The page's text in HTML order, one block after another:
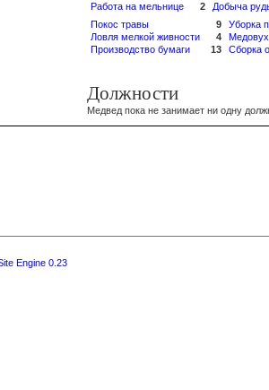
Работа на мельнице
2
Добыча
Покос травы
9
Ловля мелкой живности
4
Производство бумаги
13
Уборка
Сборка
Должности
Медвед пока не занимает ни одну
Engine 0.23